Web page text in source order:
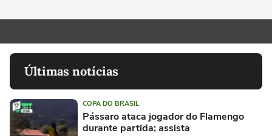
Últimas notícias
COPA DO BRASIL
Pássaro ataca jogador do Flamengo
durante partida; assista